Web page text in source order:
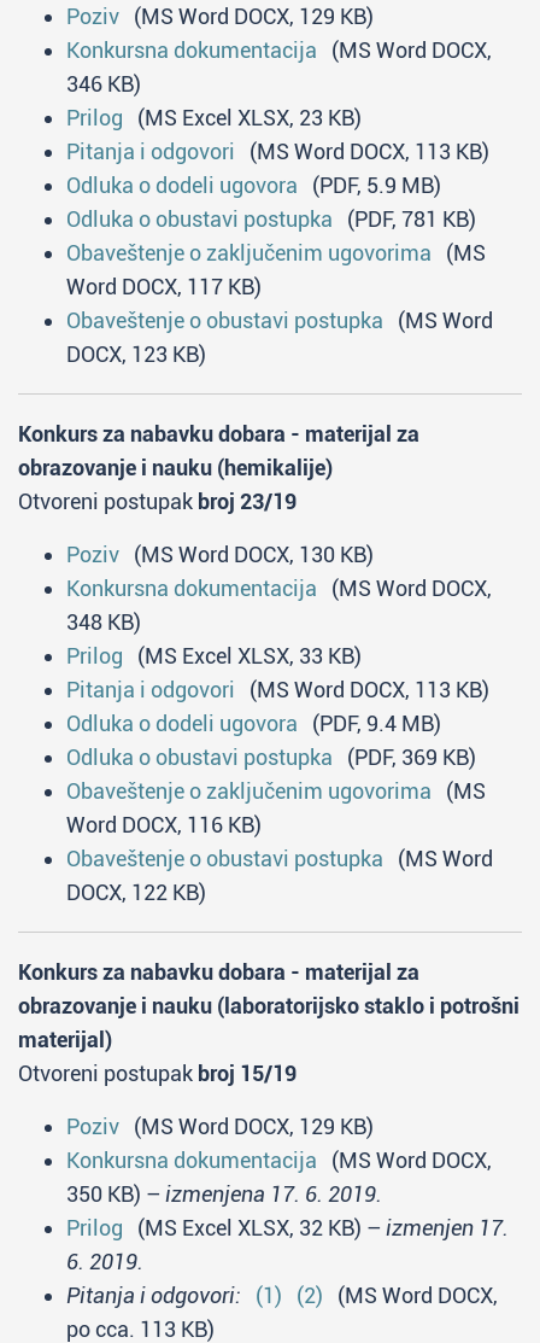
Poziv (MS Word DOCX, 129 KB)
Konkursna dokumentacija (MS Word DOCX,
346 KB)
Prilog (MS Excel XLSX, 23 KB)
Pitanja i odgovori (MS Word DOCX, 113 KB)
Odluka o dodeli ugovora (PDF, 5.9 MB)
Odluka o obustavi postupka (PDF, 781 KB)
Obaveštenje o zaključenim ugovorima (MS
Word DOCX, 117 KB)
Obaveštenje o obustavi postupka (MS Word
DOCX, 123 KB)
Konkurs za nabavku dobara - materijal za
obrazovanje i nauku (hemikalije)
Otvoreni postupak broj 23/19
Poziv (MS Word DOCX, 130 KB)
Konkursna dokumentacija (MS Word DOCX,
348 KB)
Prilog (MS Excel XLSX, 33 KB)
Pitanja i odgovori (MS Word DOCX, 113 KB)
Odluka o dodeli ugovora (PDF, 9.4 MB)
Odluka o obustavi postupka (PDF, 369 KB)
Obaveštenje o zaključenim ugovorima (MS
Word DOCX, 116 KB)
Obaveštenje o obustavi postupka (MS Word
DOCX, 122 KB)
Konkurs za nabavku dobara - materijal za
obrazovanje i nauku (laboratorijsko staklo i potrošni
materijal)
Otvoreni postupak broj 15/19
Poziv (MS Word DOCX, 129 KB)
Konkursna dokumentacija (MS Word DOCX,
350 KB) – izmenjena 17. 6. 2019.
Prilog (MS Excel XLSX, 32 KB) – izmenjen 17.
6. 2019.
Pitanja i odgovori:
(1) (2) (MS Word DOCX,
po cca. 113 KB)